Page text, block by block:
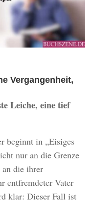
Vergangenheit,
Leiche, eine tief
beginnt in „Eisiges
nur an die Grenze
an die ihrer
entfremdeter Vater
klar: Dieser Fall ist